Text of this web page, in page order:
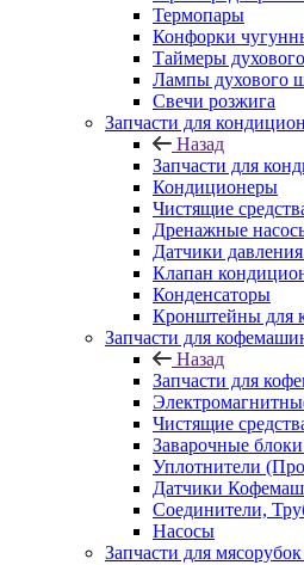
Термопары
Конфорки
Таймеры
Лампы духового
Свечи розжига
Запчасти для
Назад
Запчасти для
Кондиционеры
Чистящие
Дренажные
Датчики
Клапан
Конденсаторы
Кронштейны для
Запчасти для
Назад
Запчасти для
Чистящие
Заварочные
Уплотнители
Датчики
Соединители,
Насосы
Запчасти для мясорубок